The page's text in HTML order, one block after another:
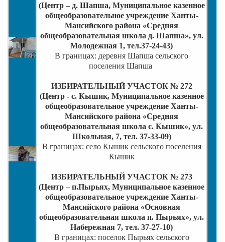
(Центр – д. Шапша, Муниципальное казенное
общеобразовательное учреждение Ханты-
Мансийского района «Средняя
общеобразовательная школа д. Шапша», ул.
Молодежная 1, тел.37-24-43)
В границах: деревня Шапша сельского
поселения Шапша
ИЗБИРАТЕЛЬНЫЙ УЧАСТОК № 272
(Центр - с. Кышик, Муниципальное казенное
общеобразовательное учреждение Ханты-
Мансийского района «Средняя
общеобразовательная школа с. Кышик», ул.
Школьная, 7, тел. 37-33-09)
В границах: село Кышик сельского поселения
Кышик
ИЗБИРАТЕЛЬНЫЙ УЧАСТОК № 273
(Центр – п.Пырьях, Муниципальное казенное
общеобразовательное учреждение Ханты-
Мансийского района «Основная
общеобразовательная школа п. Пырьях», ул.
Набережная 7, тел. 37-27-10)
В границах: поселок Пырьях сельского